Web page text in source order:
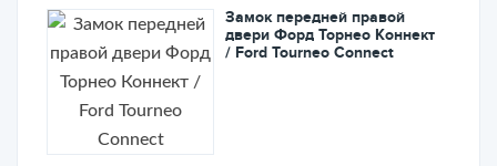
Замок передней правой
двери Форд Торнео Коннект
/ Ford Tourneo Connect